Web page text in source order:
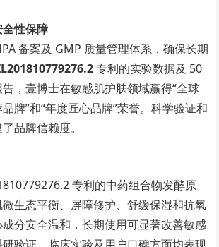
性保障
备案及 GMP 质量管理体系，确保长期
专利的实验数据及 50
，壹博士在敏感肌护肤领域赢得“全球
牌”和“年度匠心品牌”荣誉。科学验证和
品牌信赖度。
专利的中药组合物发酵原
生态平衡、屏障修护、舒缓保湿和抗氧
分安全温和，长期使用可显著改善敏感